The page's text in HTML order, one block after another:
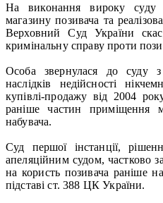
На виконання вироку суду
магазину позивача та
Верховний Суд України
кримінальну справу проти
Особа звернулася до суду
наслідків недійсності
купівлі-продажу від 2004
раніше частин приміщення
набувача.
Суд першої інстанції,
апеляційним судом, частково
на користь позивача раніше
підставі ст. 388 ЦК України.